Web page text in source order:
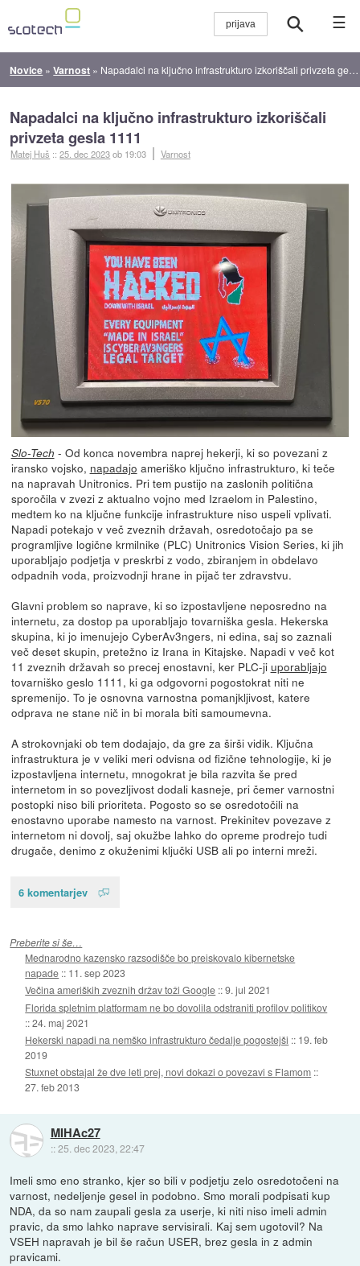
☰
Novice »Varnost » Napadalci na ključno infrastrukturo izkoriščali privzeta gesla 1111
Napadalci na ključno infrastrukturo izkoriščali
privzeta gesla 1111
Matej Huš ::25. dec 2023ob 19:03 Varnost
Slo-Tech - Od konca novembra naprej hekerji, ki so povezani z
iransko vojsko, napadajo ameriško ključno infrastrukturo, ki teče
na napravah Unitronics. Pri tem pustijo na zaslonih politična
sporočila v zvezi z aktualno vojno med Izraelom in Palestino,
medtem ko na ključne funkcije infrastrukture niso uspeli vplivati.
Napadi potekajo v več zveznih državah, osredotočajo pa se
programljive logične krmilnike (PLC) Unitronics Vision Series, ki jih
uporabljajo podjetja v preskrbi z vodo, zbiranjem in obdelavo
odpadnih voda, proizvodnji hrane in pijač ter zdravstvu.
Glavni problem so naprave, ki so izpostavljene neposredno na
internetu, za dostop pa uporabljajo tovarniška gesla. Hekerska
skupina, ki jo imenujejo CyberAv3ngers, ni edina, saj so zaznali
več deset skupin, pretežno iz Irana in Kitajske. Napadi v več kot
11 zveznih državah so precej enostavni, ker PLC-ji uporabljajo
tovarniško geslo 1111, ki ga odgovorni pogostokrat niti ne
spremenijo. To je osnovna varnostna pomanjkljivost, katere
odprava ne stane nič in bi morala biti samoumevna.
A strokovnjaki ob tem dodajajo, da gre za širši vidik. Ključna
infrastruktura je v veliki meri odvisna od fizične tehnologije, ki je
izpostavljena internetu, mnogokrat je bila razvita še pred
internetom in so povezljivost dodali kasneje, pri čemer varnostni
postopki niso bili prioriteta. Pogosto so se osredotočili na
enostavno uporabe namesto na varnost. Prekinitev povezave z
internetom ni dovolj, saj okužbe lahko do opreme prodrejo tudi
drugače, denimo z okuženimi ključki USB ali po interni mreži.
6 komentarjev
Preberite si še…
Mednarodno kazensko razsodišče bo preiskovalo kibernetske
napade :: 11. sep 2023
Večina ameriških zveznih držav toži Google ::9. jul 2021
Florida spletnim platformam ne bo dovolila odstraniti profilov politikov
::24. maj 2021
Hekerski napadi na nemško infrastrukturo čedalje pogostejši :: 19. feb
2019
Stuxnet obstajal že dve leti prej, novi dokazi o povezavi s Flamom ::
27. feb 2013
MIHAc27
::25. dec 2023, 22:47
Imeli smo eno stranko, kjer so bili v podjetju zelo osredotočeni na
varnost, nedeljenje gesel in podobno. Smo morali podpisati kup
NDA, da so nam zaupali gesla za userje, ki niti niso imeli admin
pravic, da smo lahko naprave servisirali. Kaj sem ugotovil? Na
VSEH napravah je bil še račun USER, brez gesla in z admin
pravicami.